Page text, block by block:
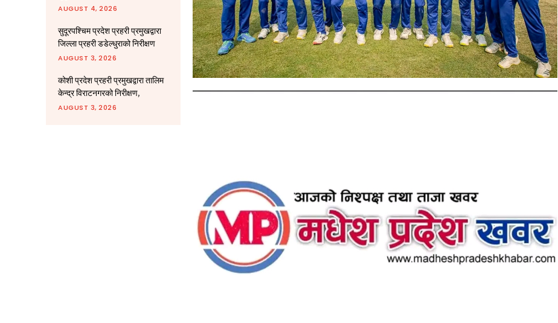
AUGUST 4, 2026
सुदूरपश्चिम प्रदेश प्रहरी प्रमुखद्वारा
जिल्ला प्रहरी डडेल्धुराको निरीक्षण
AUGUST 3, 2026
कोशी प्रदेश प्रहरी प्रमुखद्वारा तालिम
केन्द्र विराटनगरको निरीक्षण,
AUGUST 3, 2026